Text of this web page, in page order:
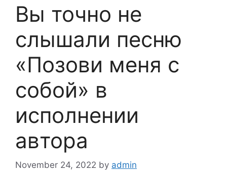
Вы точно не
слышали песню
«Позови меня с
собой» в
исполнении
автора
November 24, 2022 by admin